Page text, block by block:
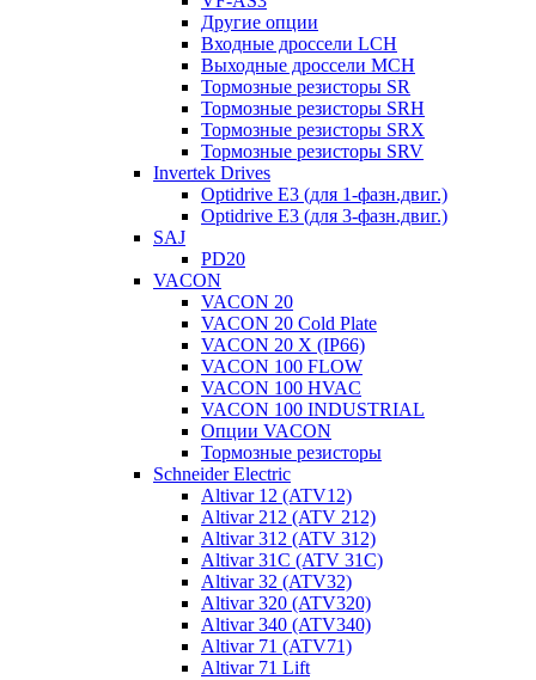
Другие опции
Входные дроссели LCH
Выходные дроссели MCH
Тормозные резисторы SR
Тормозные резисторы SRH
Тормозные резисторы SRX
Тормозные резисторы SRV
Invertek Drives
Optidrive E3 (для 1-фазн.двиг.)
Optidrive E3 (для 3-фазн.двиг.)
SAJ
PD20
VACON
VACON 20
VACON 20 Cold Plate
VACON 20 X (IP66)
VACON 100 FLOW
VACON 100 HVAC
VACON 100 INDUSTRIAL
Опции VACON
Тормозные резисторы
Schneider Electric
Altivar 12 (ATV12)
Altivar 212 (ATV 212)
Altivar 312 (ATV 312)
Altivar 31C (ATV 31C)
Altivar 32 (ATV32)
Altivar 320 (ATV320)
Altivar 340 (ATV340)
Altivar 71 (ATV71)
Altivar 71 Lift